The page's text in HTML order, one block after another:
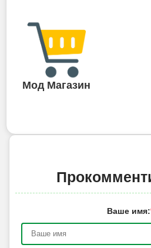
Мод Магазин
Ваше имя: